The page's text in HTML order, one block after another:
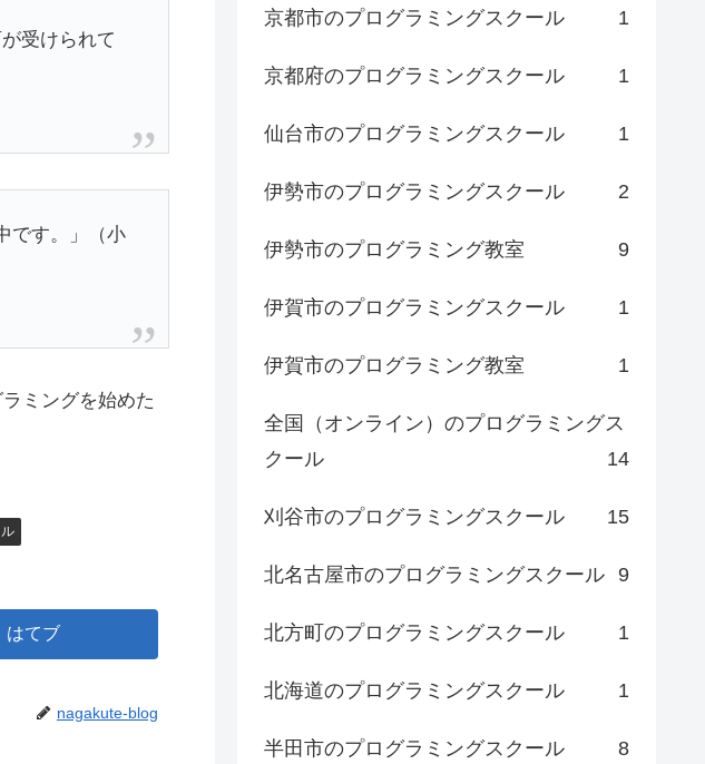
受けられて
です。」（小
ミングを始めた
はてブ
nagakute-blog
京都市のプログラミングスクール 1
京都府のプログラミングスクール 1
仙台市のプログラミングスクール 1
伊勢市のプログラミングスクール 2
伊勢市のプログラミング教室 9
伊賀市のプログラミングスクール 1
伊賀市のプログラミング教室 1
全国（オンライン）のプログラミングス
クール
14
刈谷市のプログラミングスクール 15
北名古屋市のプログラミングスクール 9
北方町のプログラミングスクール 1
北海道のプログラミングスクール 1
半田市のプログラミングスクール 8